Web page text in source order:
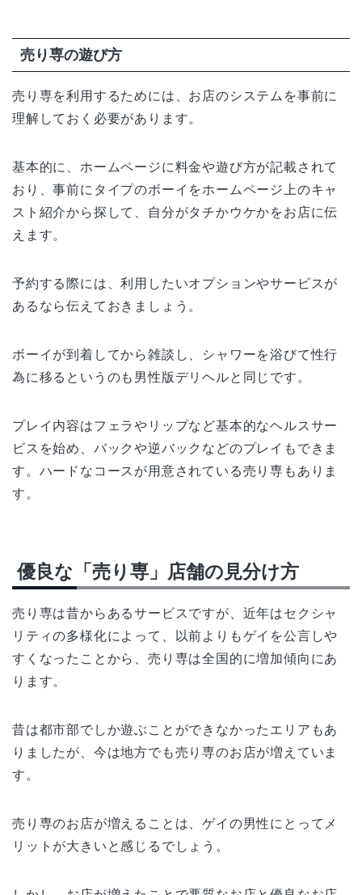
売り専の遊び方
売り専を利用するためには、お店のシステムを事前に
理解しておく必要があります。
基本的に、ホームページに料金や遊び方が記載されて
おり、事前にタイプのボーイをホームページ上のキャ
スト紹介から探して、自分がタチかウケかをお店に伝
えます。
予約する際には、利用したいオプションやサービスが
あるなら伝えておきましょう。
ボーイが到着してから雑談し、シャワーを浴びて性行
為に移るというのも男性版デリヘルと同じです。
プレイ内容はフェラやリップなど基本的なヘルスサー
ビスを始め、バックや逆バックなどのプレイもできま
す。ハードなコースが用意されている売り専もありま
す。
優良な「売り専」店舗の見分け方
売り専は昔からあるサービスですが、近年はセクシャ
リティの多様化によって、以前よりもゲイを公言しや
すくなったことから、売り専は全国的に増加傾向にあ
ります。
昔は都市部でしか遊ぶことができなかったエリアもあ
りましたが、今は地方でも売り専のお店が増えていま
す。
売り専のお店が増えることは、ゲイの男性にとってメ
リットが大きいと感じるでしょう。